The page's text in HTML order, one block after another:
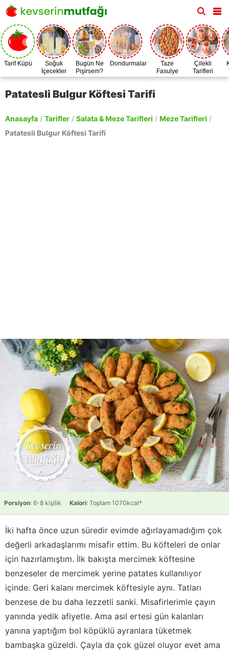
Tarif Küpü
Soğuk
İçecekler
Bugün Ne
Pişirsem?
Dondurmalar
Taze
Fasulye
Zamanı
Çilekli
Tarifleri
Patatesli Bulgur Köftesi Tarifi
Anasayfa / Tarifler / Salata & Meze Tarifleri / Meze Tarifleri /
Patatesli Bulgur Köftesi Tarifi
Porsiyon: 6-8 kişilik Kalori: Toplam 1070kcal*
İki hafta önce uzun süredir evimde ağırlayamadığım çok
değerli arkadaşlarımı misafir ettim. Bu köfteleri de onlar
için hazırlamıştım. İlk bakışta mercimek köftesine
benzeseler de mercimek yerine patates kullanılıyor
içinde. Geri kalanı mercimek köftesiyle aynı. Tatları
benzese de bu daha lezzetli sanki. Misafirlerimle çayın
yanında yedik afiyetle. Ama asıl ertesi gün kalanları
yanına yaptığım bol köpüklü ayranlara tüketmek
bambaşka güzeldi. Çayla da çok güzel oluyor evet ama